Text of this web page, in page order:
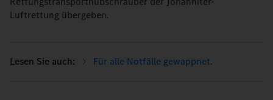
Luftrettung übergeben.
Für alle Notfälle gewappnet.